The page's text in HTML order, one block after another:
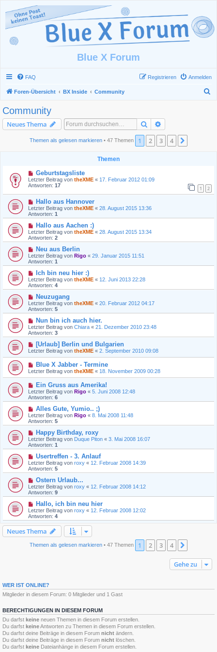
Blue X Forum
FAQ Anmelden
Registrieren
Foren-Übersicht BX Inside Community
Community
Neues Thema Suche
Themen als gelesen markieren • 47 Themen 1 2 3 4
Themen
Geburtstagsliste
Letzter Beitrag von theXME « 17. Februar 2012 01:09
Antworten: 17 1 2
Hallo aus Hannover
Letzter Beitrag von theXME « 28. August 2015 13:36
Antworten: 1
Hallo aus Aachen :)
Letzter Beitrag von theXME « 28. August 2015 13:34
Antworten: 2
Neu aus Berlin
Letzter Beitrag von Rigo « 29. Januar 2015 11:51
Antworten: 1
Ich bin neu hier :)
Letzter Beitrag von theXME « 12. Juni 2013 22:28
Antworten: 4
Neuzugang
Letzter Beitrag von theXME « 20. Februar 2012 04:17
Antworten: 5
Nun bin ich auch hier.
Letzter Beitrag von Chiara « 21. Dezember 2010 23:48
Antworten: 3
[Urlaub] Berlin und Bulgarien
Letzter Beitrag von theXME « 2. September 2010 09:08
Blue X Jabber - Termine
Letzter Beitrag von theXME « 18. November 2009 00:28
Ein Gruss aus Amerika!
Letzter Beitrag von Rigo « 5. Juni 2008 12:48
Antworten: 6
Alles Gute, Yumio.. ;)
Letzter Beitrag von Rigo « 8. Mai 2008 11:48
Antworten: 5
Happy Birthday, roxy
Letzter Beitrag von Duque Piton « 3. Mai 2008 16:07
Antworten: 1
Usertreffen - 3. Anlauf
Letzter Beitrag von roxy « 12. Februar 2008 14:39
Antworten: 5
Ostern Urlaub...
Letzter Beitrag von roxy « 12. Februar 2008 14:12
Antworten: 9
Hallo, ich bin neu hier
Letzter Beitrag von roxy « 12. Februar 2008 12:02
Antworten: 4
Neues Thema
Themen als gelesen markieren • 47 Themen 1 2 3 4
Gehe zu
WER IST ONLINE?
Mitglieder in diesem Forum: 0 Mitglieder und 1 Gast
BERECHTIGUNGEN IN DIESEM FORUM
Du darfst keine neuen Themen in diesem Forum erstellen.
Du darfst keineAntworten zu Themen in diesem Forum erstellen.
Du darfst deine Beiträge in diesem Forum nicht ändern.
Du darfst deine Beiträge in diesem Forum nicht löschen.
Du darfst keine Dateianhänge in diesem Forum erstellen.